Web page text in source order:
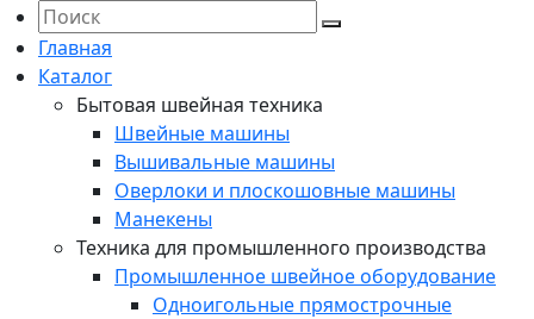
Главная
Каталог
Бытовая швейная техника
Швейные машины
Вышивальные машины
Оверлоки и плоскошовные машины
Манекены
Техника для промышленного производства
Промышленное швейное оборудование
Одноигольные прямострочные